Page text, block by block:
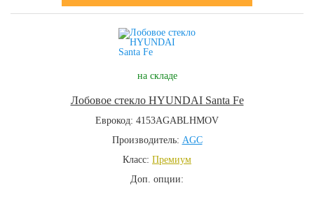
на складе
Лобовое стекло HYUNDAI Santa Fe
Еврокод: 4153AGABLHMOV
Производитель: AGC
Класс: Премиум
Доп. опции: